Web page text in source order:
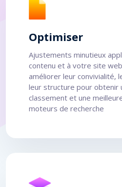
Optimiser
Ajustements minutieux
contenu et à votre site
améliorer leur convivialité,
leur structure pour obtenir
classement et une
moteurs de recherche